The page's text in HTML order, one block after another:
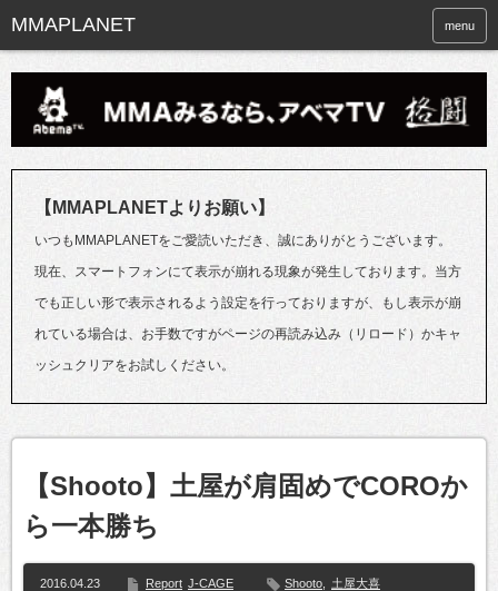
menu
【MMAPLANETよりお願い】
いつもMMAPLANETをご愛読いただき、誠にありがとうございます。
現在、スマートフォンにて表示が崩れる現象が発生しております。当方
でも正しい形で表示されるよう設定を行っておりますが、もし表示が崩
れている場合は、お手数ですがページの再読み込み（リロード）かキャ
ッシュクリアをお試しください。
【Shooto】土屋が肩固めでCOROか
ら一本勝ち
2016.04.23 Report J-CAGE Shooto 土屋大喜